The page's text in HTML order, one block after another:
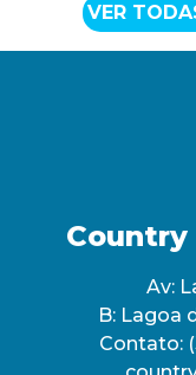
VER
Country
Av:
B: Lagoa
Contato: